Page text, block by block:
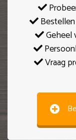
Geheel
Vraag